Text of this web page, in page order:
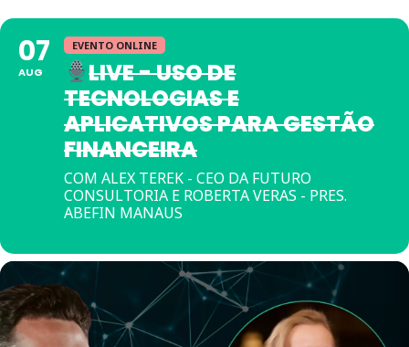
07
AUG
EVENTO ONLINE
LIVE - USO DE
TECNOLOGIAS E
APLICATIVOS PARA GESTÃO
FINANCEIRA
COM ALEX TEREK - CEO DA FUTURO
CONSULTORIA E ROBERTA VERAS - PRES.
ABEFIN MANAUS